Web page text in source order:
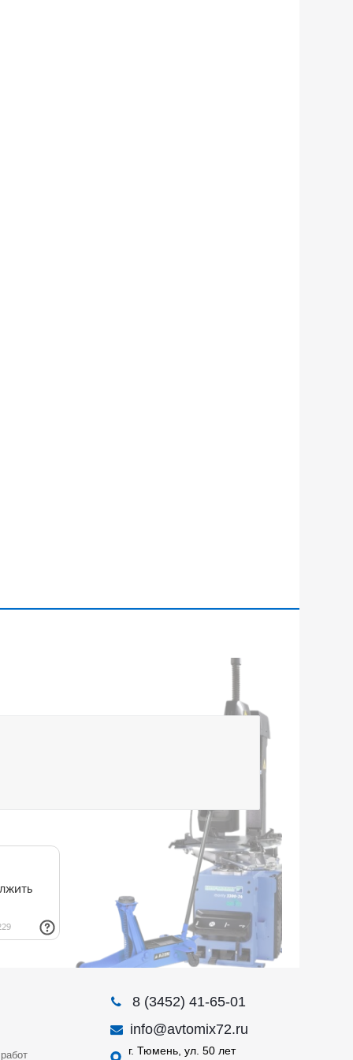
8 (3452) 41-65-01
info@avtomix72.ru
г. Тюмень, ул. 50 лет